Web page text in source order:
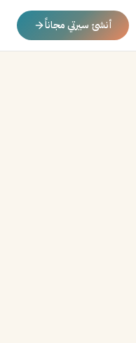
أنشئ سيرتي مجاناً